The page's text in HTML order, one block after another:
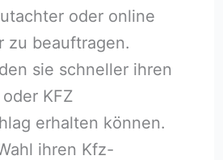
oder online
zu beauftragen.
sie schneller ihren
KFZ
erhalten können.
ihren Kfz-